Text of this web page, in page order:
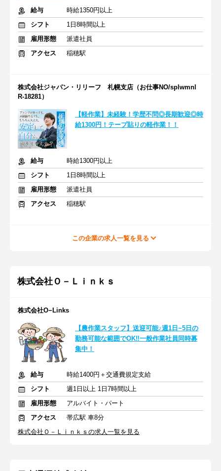
給与
時給1350円以上
シフト
1日8時間以上
雇用形態
派遣社員
アクセス
稲穂駅
株式会社ジャパン・リリーフ 札幌支店（お仕事NO/splwmnl
R-18281）
【軽作業】未経験！学歴不問◎長期歓迎◎時
給1300円！テープ貼りの軽作業！！
給与
時給1300円以上
シフト
1日8時間以上
雇用形態
派遣社員
アクセス
稲穂駅
この企業の求人一覧を見る
株式会社Ｏ－Ｌｉｎｋｓ
株式会社O−Links
【農作業スタッフ】送迎可能♪週1日~5日の
勤務可能な範囲でOK‼一般作業社員同時募
集中！
給与
時給1400円＋交通費規定支給
シフト
週1日以上 1日7時間以上
雇用形態
アルバイト・パート
アクセス
帯広駅 車8分
株式会社Ｏ－Ｌｉｎｋｓの求人一覧を見る